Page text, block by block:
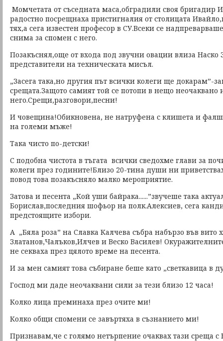
Момчетата от съседната маса,обградили своя бригадир
радостно посрещнаха пристигналия от столицата
тях,а сега известен професор в СУ.Всеки се
снима за спомен с него.
Позакъснял,още от входа под звучни овации влиза Наско
представители на техническата мисъл.
„Засега така,но другия път всички колеги ще докарам”-
срещата.Защото самият той се потопи в нещо неочаквано
него.Срещи,разговори,песни!
И човещина!Обикновена, не натруфена с клишета и
на големи мъже!
Така чисто по-детски!
С подобна чистота в тъгата всички сведохме глави за
колеги през годините!Близо 20-тина души ни
повод това позакъсняло малко мероприятие.
Затова и песента „Кой уши байрака......”звучеше така
Борислав,последния шофьор на полк.Алексиев, сега
предстоящите избори.
А „Бяла роза” на Славка Калчева събра набързо във вито
Златанов,Чалъков,Илчев и Веско Василев!
не секваха през цялото време на песента.
И за мен самият това събиране беше като „светкавица в
Господ ми даде неочаквани сили за тези близо 12 часа!
Колко лица преминаха през очите ми!
Колко общи спомени се завъртяха в съзнанието ми!
Признавам,че с голямо нетърпение очаквах тази среща